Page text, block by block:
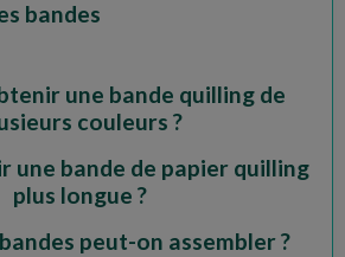
bandes
une bande quilling de
couleurs ?
une bande de papier quilling
plus longue ?
peut-on assembler ?